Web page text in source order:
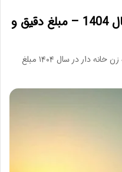
میزان نفقه زن خانه دار در سال 1404 – مبلغ دقیق و
میزان نفقه زن خانه دار در سال ۱۴۰۴ نفقه زن خانه دار در سال ۱۴۰۴ مبلغ